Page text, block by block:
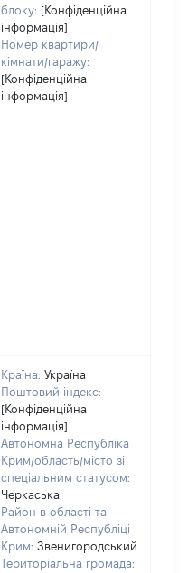
блоку: [Конфіденційна
інформація]
Номер квартири/
кімнати/гаражу:
[Конфіденційна
інформація]
Країна: Україна
Поштовий індекс:
[Конфіденційна
інформація]
Автономна Республіка
Крим/область/місто зі
спеціальним статусом:
Черкаська
Район в області та
Автономній Республіці
Крим: Звенигородський
Територіальна громада: